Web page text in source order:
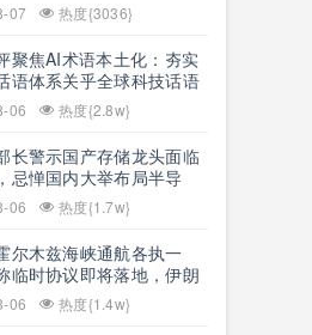
07 热度{3036}
聚焦AI术语本土化：夯实
语体系关乎全球科技话语
06 热度{2.8w}
长警示国产存储龙头面临
忌惮国内大举布局半导
码本土资本投入避免优势
06 热度{1.7w}
尔木兹海峡通航各执一
临时协议即将落地，伊朗
曼双边磋商、通航恢复取
度
06 热度{1.4w}